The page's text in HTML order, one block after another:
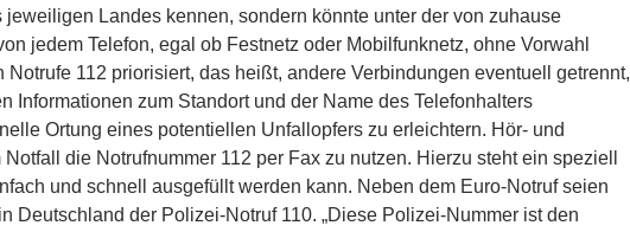
Landes kennen, sondern könnte unter der von zuhause
jedem Telefon, egal ob Festnetz oder Mobilfunknetz, ohne Vorwahl
112 priorisiert, das heißt, andere Verbindungen eventuell getrennt,
Informationen zum Standort und der Name des Telefonhalters
Ortung eines potentiellen Unfallopfers zu erleichtern. Hör- und
die Notrufnummer 112 per Fax zu nutzen. Hierzu steht ein speziell
und schnell ausgefüllt werden kann. Neben dem Euro-Notruf seien
Deutschland der Polizei-Notruf 110. „Diese Polizei-Nummer ist den